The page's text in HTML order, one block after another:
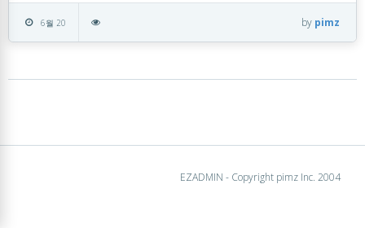
6월 20 by pimz
EZADMIN - Copyright pimz Inc. 2004